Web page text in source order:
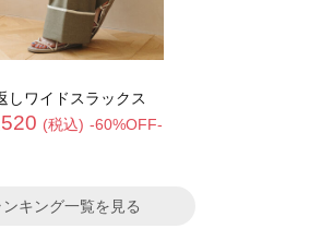
しワイドスラックス
(税込) -60%OFF-
ンキング一覧を見る